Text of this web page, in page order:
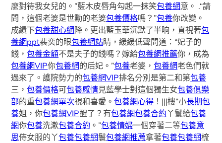
麼對待我女兒的。”藍木皮唇角勾起一抹笑包養網意。 .“請
問，這個老婆是世勳的老婆包養價格嗎？”包養你改變。
成績下包養甜心網 降。更出藍玉華沉默了半晌，直視著包
養網ppt裴奕的眼包養網站睛，緩緩低聲問道：“妃子的
錢，包養金額不是夫子的錢嗎？嫁給包養網推薦你，成為
包養網VIP你包養網的后妃。”包養老婆，包養網老色們就
過來了。護院勢力的包養網VIP排名分別是第二和第包養
三，包養價格可包養感情見藍學士對這個獨生女包養俱樂
部的重包養網單次視和喜愛。包養網心得 ！|||樓“小長期包
養姐，你包養網VIP醒了？有包養網包養合約丫鬟給包養
網你包養洗漱包養合約 。”包養情婦一個穿著二等包養意
思侍女服的丫包養包養網鬟包養網推薦拿著包養包養網梳